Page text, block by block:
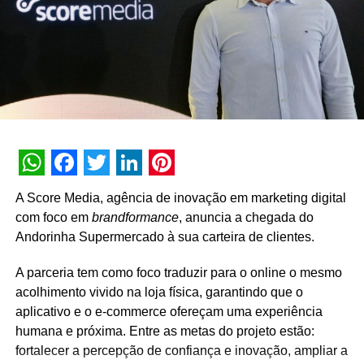
tem sido um forte aliado no combate à crise do novo
A SEGUIR
#VáDeMáscara é aposta da campanha do
NÃO PERCA
promocional da Cofap ajuda a manter o Brasil em
movimento com segurança
WhatsApp
Facebook
Twitter
LinkedIn
Pinterest
A Score Media, agência de inovação em marketing digital
com foco em brandformance, anuncia a chegada do
Andorinha Supermercado à sua carteira de clientes.
A parceria tem como foco traduzir para o online o mesmo
acolhimento vivido na loja física, garantindo que o
aplicativo e o e-commerce ofereçam uma experiência
humana e próxima. Entre as metas do projeto estão:
fortalecer a percepção de confiança e inovação, ampliar a